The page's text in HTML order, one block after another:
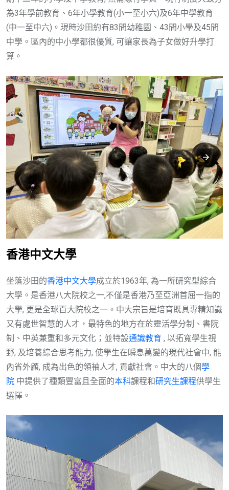
為3年學前教育、6年小學教育(小一至小六)及6年中學教育
(中一至中六)。現時沙田約有83間幼稚園、43間小學及45間
中學。區內的中小學都很優質, 可讓家長為子女做好升學打
算。
香港中文大學
坐落沙田的香港中文大學成立於1963年, 為一所研究型綜合
大學。是香港八大院校之一,不僅是香港乃至亞洲首屈一指的
大學, 更是全球百大院校之一。中大宗旨是培育既具專精知識
又有處世智慧的人才，最特色的地方在於靈活學分制、書院
制、中英兼重和多元文化；並特設通識教育 , 以拓寬學生視
野, 及培養綜合思考能力, 使學生在瞬息萬變的現代社會中, 能
內省外顧, 成為出色的領袖人才, 貢獻社會。中大的八個學
院 中提供了種類豐富且全面的本科課程和研究生課程供學生
選擇。